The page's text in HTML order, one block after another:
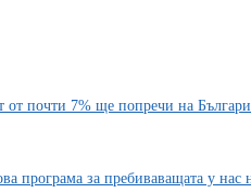
почти 7% ще попречи на
програма за пребиваващата у нас